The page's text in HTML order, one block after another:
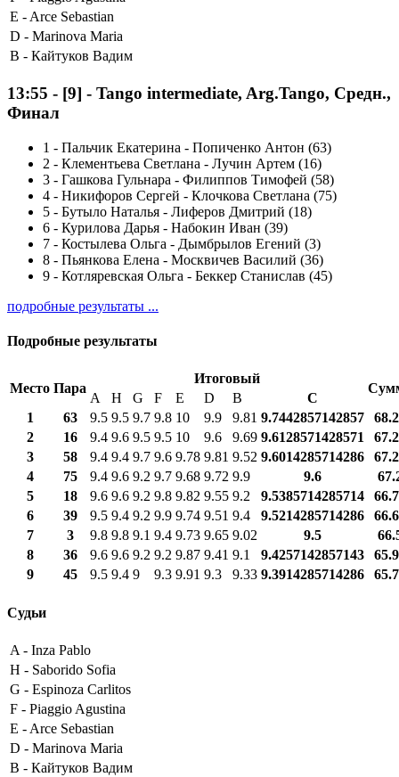
E - Arce Sebastian
D - Marinova Maria
B - Кайтуков Вадим
13:55 - [9] - Tango intermediate, Arg.Tango, Средн.,
Финал
1 - Пальчик Екатерина - Попиченко Антон (63)
2 - Клементьева Светлана - Лучин Артем (16)
3 - Гашкова Гульнара - Филиппов Тимофей (58)
4 - Никифоров Сергей - Клочкова Светлана (75)
5 - Бутыло Наталья - Лиферов Дмитрий (18)
6 - Курилова Дарья - Набокин Иван (39)
7 - Костылева Ольга - Дымбрылов Егений (3)
8 - Пьянкова Елена - Москвичев Василий (36)
9 - Котляревская Ольга - Беккер Станислав (45)
подробные результаты ...
Подробные результаты
Место Пара
Итоговый
A H G F E D B
С
1
63 9.5 9.5 9.7 9.8 10 9.9 9.81 9.7442857142857
2
16 9.4 9.6 9.5 9.5 10 9.6 9.69 9.6128571428571
3
58 9.4 9.4 9.7 9.6 9.78 9.81 9.52 9.6014285714286
4
75 9.4 9.6 9.2 9.7 9.68 9.72 9.9 9.6
5
18 9.6 9.6 9.2 9.8 9.82 9.55 9.2 9.5385714285714
6
39 9.5 9.4 9.2 9.9 9.74 9.51 9.4 9.5214285714286
7
3 9.8 9.8 9.1 9.4 9.73 9.65 9.02 9.5
8
36 9.6 9.6 9.2 9.2 9.87 9.41 9.1 9.4257142857143
9
45 9.5 9.4 9 9.3 9.91 9.3 9.33 9.3914285714286
Судьи
A - Inza Pablo
H - Saborido Sofia
G - Espinoza Carlitos
F - Piaggio Agustina
E - Arce Sebastian
D - Marinova Maria
B - Кайтуков Вадим